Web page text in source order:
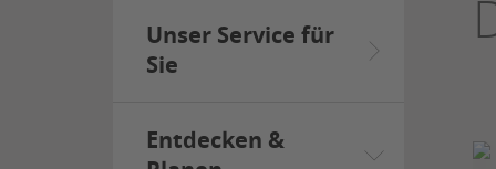
Unser Service für
Sie
Entdecken &